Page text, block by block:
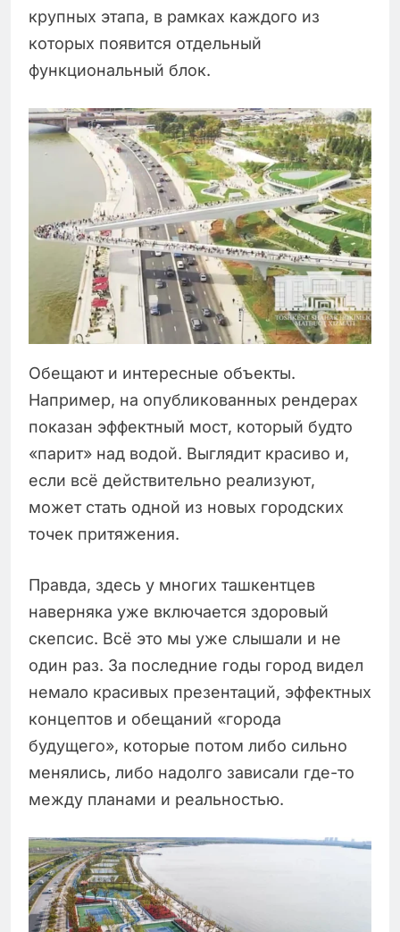
крупных этапа, в рамках каждого из
которых появится отдельный
функциональный блок.
Обещают и интересные объекты.
Например, на опубликованных рендерах
показан эффектный мост, который будто
«парит» над водой. Выглядит красиво и,
если всё действительно реализуют,
может стать одной из новых городских
точек притяжения.
Правда, здесь у многих ташкентцев
наверняка уже включается здоровый
скепсис. Всё это мы уже слышали и не
один раз. За последние годы город видел
немало красивых презентаций, эффектных
концептов и обещаний «города
будущего», которые потом либо сильно
менялись, либо надолго зависали где-то
между планами и реальностью.